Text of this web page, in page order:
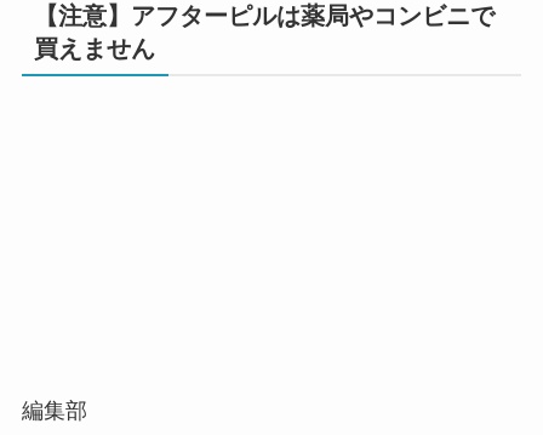
【注意】アフターピルは薬局やコンビニで
買えません
編集部